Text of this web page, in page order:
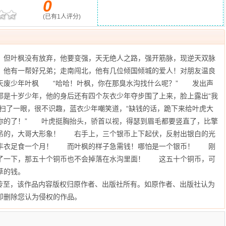
0
(已有1人评分)
叶枫没有放弃，他要变强，天无绝人之路，强开筋脉，现逆天双脉
有一帮好兄弟；走南闯北，他有几位倾国倾城的爱人！对朋友温良
少年叶枫 “哈哈！叶枫，你在那臭水沟找什么呢？” 发出声
十岁少年，他的身后还有四个灰衣少年夺步围了上来，脸上露出“我
一眼，很不识趣，蓝衣少年嘲笑道，“缺钱的话，跪下来给叶虎大
的了！” 叶虎挺胸抬头，骄首以视，得瑟到眉毛都要竖直了，比擎
的，大哥大形象！ 右手上，三个银币上下起伏，反射出银白的光
衣足食一个月！ 而叶枫的样子急需钱！哪怕是一个银币！ 刚
一下，那五十个铜币也不会掉落在水沟里面！ 这五十个铜币，可
钱。
至，该作品内容版权归原作者、出版社所有。如原作者、出版社认为
除您认为侵权的作品。